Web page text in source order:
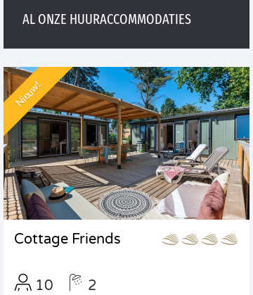
AL ONZE HUURACCOMMODATIES
Nieuw!
Cottage Friends
10 2